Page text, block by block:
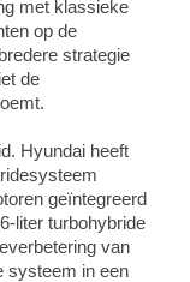
met klassieke
op de
strategie
de
Hyundai heeft
geïntegreerd
liter turbohybride
van
systeem in een